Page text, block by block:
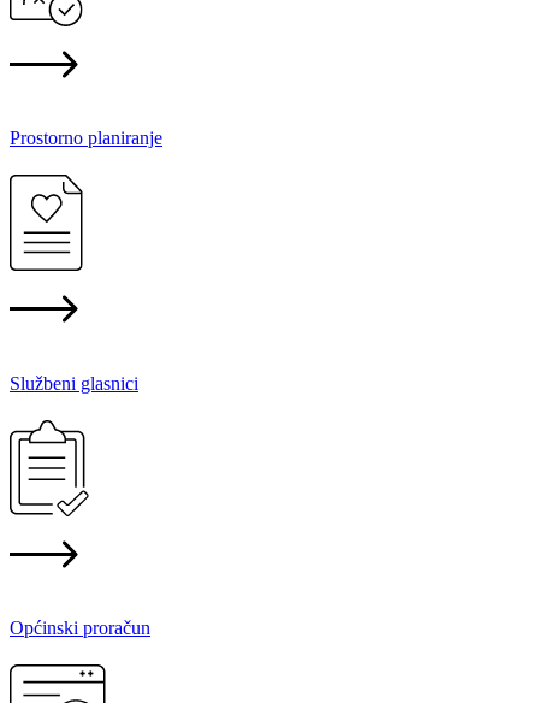
Prostorno planiranje
Službeni glasnici
Općinski proračun